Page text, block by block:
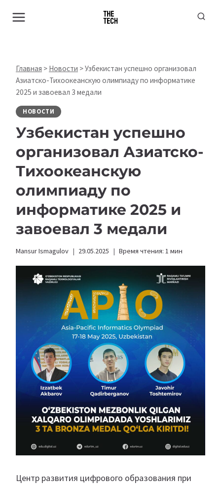
Главная > Новости >Узбекистан успешно организовал
Азиатско-Тихоокеанскую олимпиаду по информатике
2025 и завоевал 3 медали
НОВОСТИ
Узбекистан успешно
организовал Азиатско-
Тихоокеанскую
олимпиаду по
информатике 2025 и
завоевал 3 медали
Mansur Ismagulov 29.05.2025 Время чтения: 1 мин
Центр развития цифрового образования при